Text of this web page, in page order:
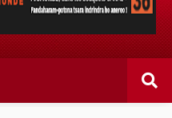
dans les bouquets
tsara indrindra ho